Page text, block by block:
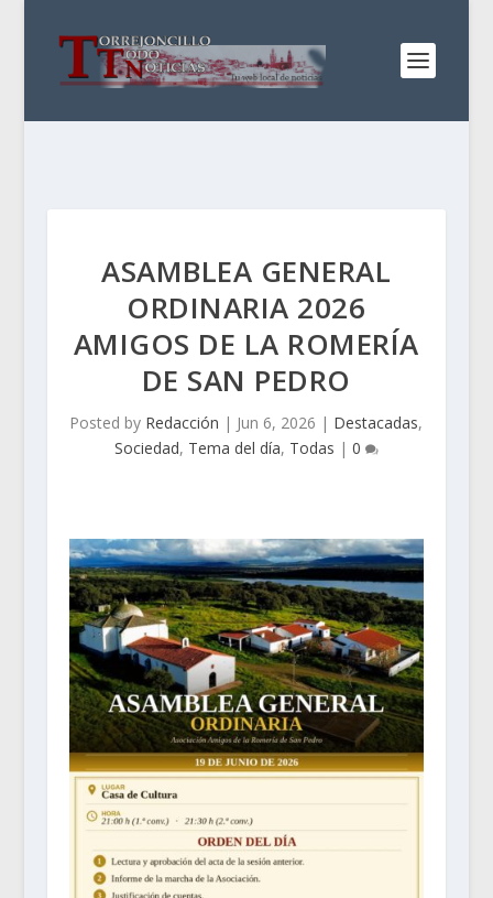
ASAMBLEA GENERAL
ORDINARIA 2026
AMIGOS DE LA ROMERÍA
DE SAN PEDRO
Posted by Redacción | Jun 6, 2026 | Destacadas,
Sociedad, Tema del día, Todas | 0